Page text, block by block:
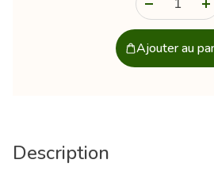
Ajouter au
Description